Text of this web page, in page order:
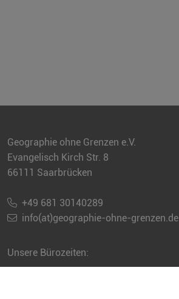
Geographie ohne Grenzen e.V.
Evangelisch Kirch Str. 8
66111 Saarbrücken
+49 681 30140289
info(at)geographie-ohne-grenzen.de
Unsere Bürozeiten: